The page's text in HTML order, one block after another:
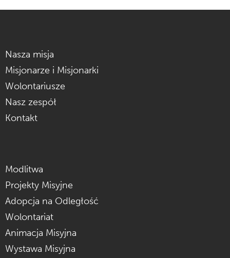
Nasza misja
Misjonarze i Misjonarki
Wolontariusze
Nasz zespół
Kontakt
Modlitwa
Projekty Misyjne
Adopcja na Odległość
Wolontariat
Animacja Misyjna
Wystawa Misyjna